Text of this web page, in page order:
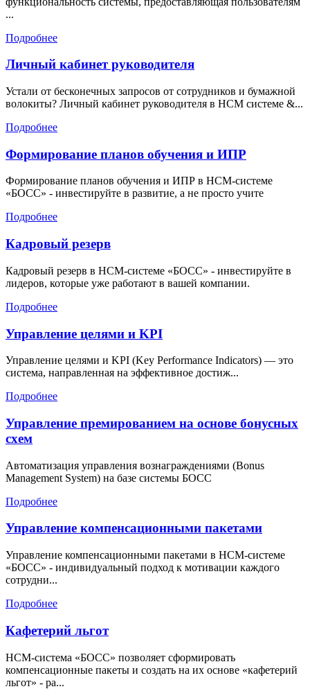
...
Подробнее
Личный кабинет руководителя
Устали от бесконечных запросов от сотрудников и бумажной
волокиты? Личный кабинет руководителя в HCM системе &...
Подробнее
Формирование планов обучения и ИПР
Формирование планов обучения и ИПР в HCM-системе
«БОСС» - инвестируйте в развитие, а не просто учите
Подробнее
Кадровый резерв
Кадровый резерв в HCM-системе «БОСС» - инвестируйте в
лидеров, которые уже работают в вашей компании.
Подробнее
Управление целями и KPI
Управление целями и KPI (Key Performance Indicators) — это
система, направленная на эффективное достиж...
Подробнее
Управление премированием на основе бонусных
схем
Автоматизация управления вознаграждениями (Bonus
Management System) на базе системы БОСС
Подробнее
Управление компенсационными пакетами
Управление компенсационными пакетами в HCM-системе
«БОСС» - индивидуальный подход к мотивации каждого
сотрудни...
Подробнее
Кафетерий льгот
HCM-система «БОСС» позволяет сформировать
компенсационные пакеты и создать на их основе «кафетерий
льгот» - ра...